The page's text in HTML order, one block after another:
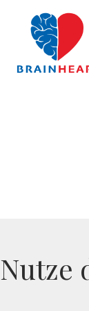
Nutze